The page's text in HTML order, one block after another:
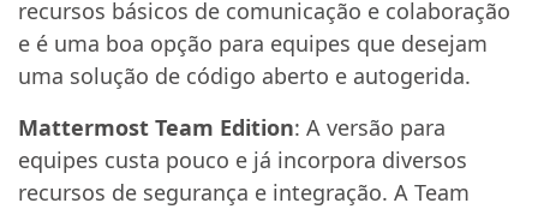
recursos básicos de comunicação e colaboração
e é uma boa opção para equipes que desejam
uma solução de código aberto e autogerida.
Mattermost Team Edition: A versão para
equipes custa pouco e já incorpora diversos
recursos de segurança e integração. A Team